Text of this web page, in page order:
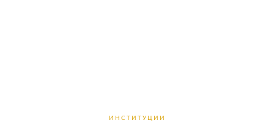
ИНСТИТУЦИИ